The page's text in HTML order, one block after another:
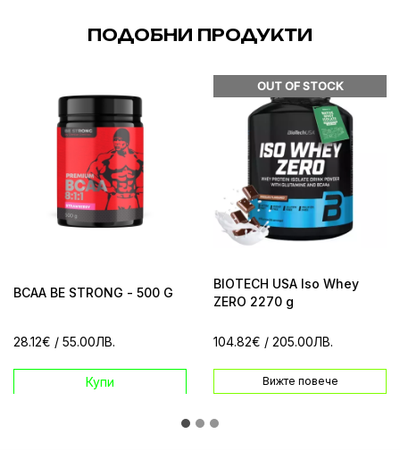
ПОДОБНИ ПРОДУКТИ
BCAA BE STRONG - 500 G
28.12€ / 55.00ЛВ.
Купи
OUT OF STOCK
BIOTECH USA Iso Whey
ZERO 2270 g
104.82€ / 205.00ЛВ.
Вижте повече